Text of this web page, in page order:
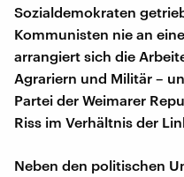
Sozialdemokraten
Kommunisten nie an
arrangiert sich die
Agrariern und Militär –
Partei der Weimarer
Riss im Verhältnis der
Neben den politischen